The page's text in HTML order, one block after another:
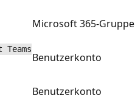
Microsoft 365-Gruppe
Benutzerkonto
Benutzerkonto